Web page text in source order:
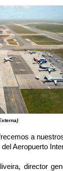
a
Aeropuerto
director